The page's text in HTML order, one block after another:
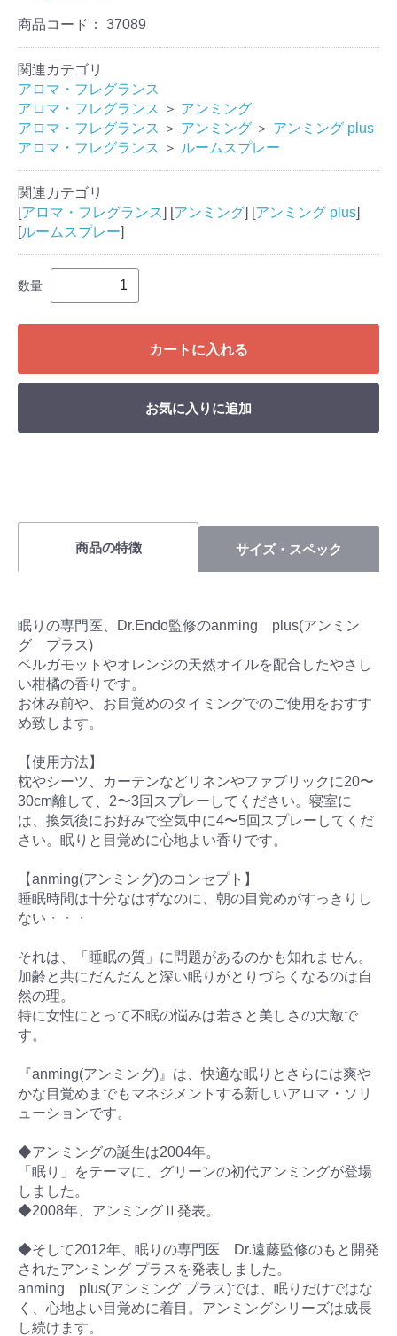
商品コード： 37089
関連カテゴリ
アロマ・フレグランス
アロマ・フレグランス ＞ アンミング
アロマ・フレグランス ＞ アンミング ＞ アンミング plus
アロマ・フレグランス ＞ ルームスプレー
関連カテゴリ
[アロマ・フレグランス] [アンミング] [アンミング plus]
[ルームスプレー]
数量
カートに入れる
お気に入りに追加
商品の特徴 サイズ・スペック
眠りの専門医、Dr.Endo監修のanming plus(アンミン
グ プラス)
ベルガモットやオレンジの天然オイルを配合したやさし
い柑橘の香りです。
お休み前や、お目覚めのタイミングでのご使用をおすす
め致します。
【使用方法】
枕やシーツ、カーテンなどリネンやファブリックに20〜
30cm離して、2〜3回スプレーしてください。寝室に
は、換気後にお好みで空気中に4〜5回スプレーしてくだ
さい。眠りと目覚めに心地よい香りです。
【anming(アンミング)のコンセプト】
睡眠時間は十分なはずなのに、朝の目覚めがすっきりし
ない・・・
それは、「睡眠の質」に問題があるのかも知れません。
加齢と共にだんだんと深い眠りがとりづらくなるのは自
然の理。
特に女性にとって不眠の悩みは若さと美しさの大敵で
す。
『anming(アンミング)』は、快適な眠りとさらには爽や
かな目覚めまでもマネジメントする新しいアロマ・ソリ
ューションです。
◆アンミングの誕生は2004年。
「眠り」をテーマに、グリーンの初代アンミングが登場
しました。
◆2008年、アンミングⅡ発表。
◆そして2012年、眠りの専門医 Dr.遠藤監修のもと開発
されたアンミング プラスを発表しました。
anming plus(アンミング プラス)では、眠りだけではな
く、心地よい目覚めに着目。アンミングシリーズは成長
し続けます。